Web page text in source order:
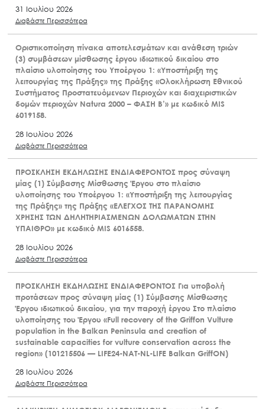
31 Ιουλίου 2026
Διαβάστε Περισσότερα
Οριστικοποίηση πίνακα αποτελεσμάτων και ανάθεση τριών
(3) συμβάσεων μίσθωσης έργου ιδιωτικού δικαίου στο
πλαίσιο υλοποίησης του Υποέργου 1: «Υποστήριξη της
λειτουργίας της Πράξης» της Πράξης «Ολοκλήρωση Εθνικού
Συστήματος Προστατευόμενων Περιοχών και διαχειριστικών
δομών περιοχών Natura 2000 – ΦΑΣΗ Β’» με κωδικό MIS
6019158.
28 Ιουλίου 2026
Διαβάστε Περισσότερα
ΠΡΟΣΚΛΗΣΗ ΕΚΔΗΛΩΣΗΣ ΕΝΔΙΑΦΕΡΟΝΤΟΣ προς σύναψη
μίας (1) Σύμβασης Μίσθωσης Έργου στο πλαίσιο
υλοποίησης του Υποέργου 1: «Υποστήριξη της λειτουργίας
της Πράξης» της Πράξης «ΕΛΕΓΧΟΣ ΤΗΣ ΠΑΡΑΝΟΜΗΣ
ΧΡΗΣΗΣ ΤΩΝ ΔΗΛΗΤΗΡΙΑΣΜΕΝΩΝ ΔΟΛΩΜΑΤΩΝ ΣΤΗΝ
ΥΠΑΙΘΡΟ» με κωδικό MIS 6016558.
28 Ιουλίου 2026
Διαβάστε Περισσότερα
ΠΡΟΣΚΛΗΣΗ ΕΚΔΗΛΩΣΗΣ ΕΝΔΙΑΦΕΡΟΝΤΟΣ Για υποβολή
προτάσεων προς σύναψη μίας (1) Σύμβασης Μίσθωσης
Έργου ιδιωτικού δικαίου, για την παροχή έργου Στο πλαίσιο
υλοποίησης του Έργου «Full recovery of the Griffon Vulture
population in the Balkan Peninsula and creation of
sustainable capacities for vulture conservation across the
region» (101215506 — LIFE24-NAT-NL-LIFE Balkan GriffON)
28 Ιουλίου 2026
Διαβάστε Περισσότερα